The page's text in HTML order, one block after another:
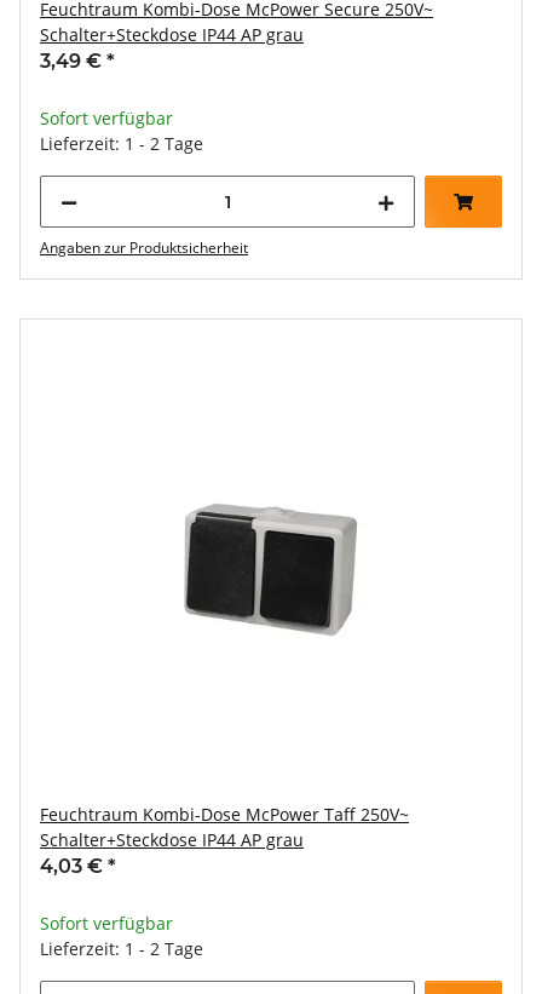
Feuchtraum Kombi-Dose McPower Secure 250V~
Schalter+Steckdose IP44 AP grau
3,49 € *
Sofort verfügbar
Lieferzeit: 1 - 2 Tage
Angaben zur Produktsicherheit
Feuchtraum Kombi-Dose McPower Taff 250V~
Schalter+Steckdose IP44 AP grau
4,03 € *
Sofort verfügbar
Lieferzeit: 1 - 2 Tage